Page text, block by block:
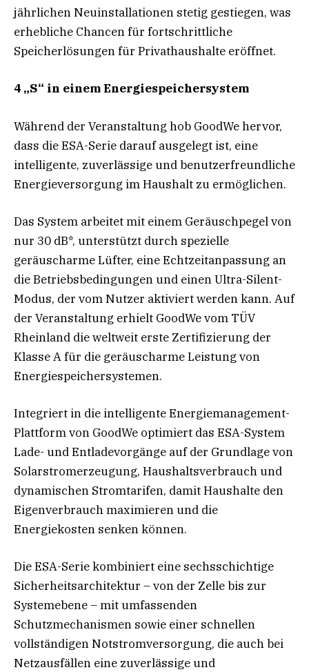
jährlichen Neuinstallationen stetig gestiegen, was
erhebliche Chancen für fortschrittliche
Speicherlösungen für Privathaushalte eröffnet.
4 „S“ in einem Energiespeichersystem
Während der Veranstaltung hob GoodWe hervor,
dass die ESA-Serie darauf ausgelegt ist, eine
intelligente, zuverlässige und benutzerfreundliche
Energieversorgung im Haushalt zu ermöglichen.
Das System arbeitet mit einem Geräuschpegel von
nur 30 dB*, unterstützt durch spezielle
geräuscharme Lüfter, eine Echtzeitanpassung an
die Betriebsbedingungen und einen Ultra-Silent-
Modus, der vom Nutzer aktiviert werden kann. Auf
der Veranstaltung erhielt GoodWe vom TÜV
Rheinland die weltweit erste Zertifizierung der
Klasse A für die geräuscharme Leistung von
Energiespeichersystemen.
Integriert in die intelligente Energiemanagement-
Plattform von GoodWe optimiert das ESA-System
Lade- und Entladevorgänge auf der Grundlage von
Solarstromerzeugung, Haushaltsverbrauch und
dynamischen Stromtarifen, damit Haushalte den
Eigenverbrauch maximieren und die
Energiekosten senken können.
Die ESA-Serie kombiniert eine sechsschichtige
Sicherheitsarchitektur – von der Zelle bis zur
Systemebene – mit umfassenden
Schutzmechanismen sowie einer schnellen
vollständigen Notstromversorgung, die auch bei
Netzausfällen eine zuverlässige und